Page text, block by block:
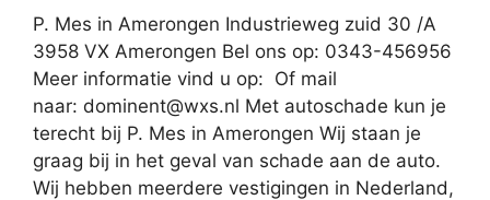
P. Mes in Amerongen Industrieweg zuid 30 /A
3958 VX Amerongen Bel ons op: 0343-456956
Meer informatie vind u op: Of mail
naar: dominent@wxs.nl Met autoschade kun je
terecht bij P. Mes in Amerongen Wij staan je
graag bij in het geval van schade aan de auto.
Wij hebben meerdere vestigingen in Nederland,